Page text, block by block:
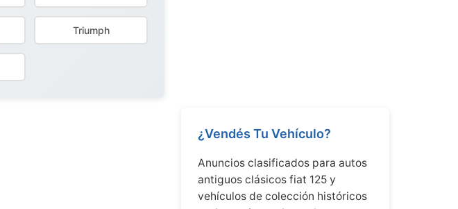
Triumph
¿Vendés Tu Vehículo?
Anuncios clasificados para autos
antiguos clásicos fiat 125 y
vehículos de colección históricos